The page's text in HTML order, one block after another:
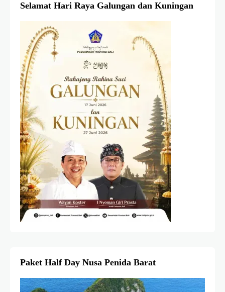
Selamat Hari Raya Galungan dan Kuningan
Paket Half Day Nusa Penida Barat